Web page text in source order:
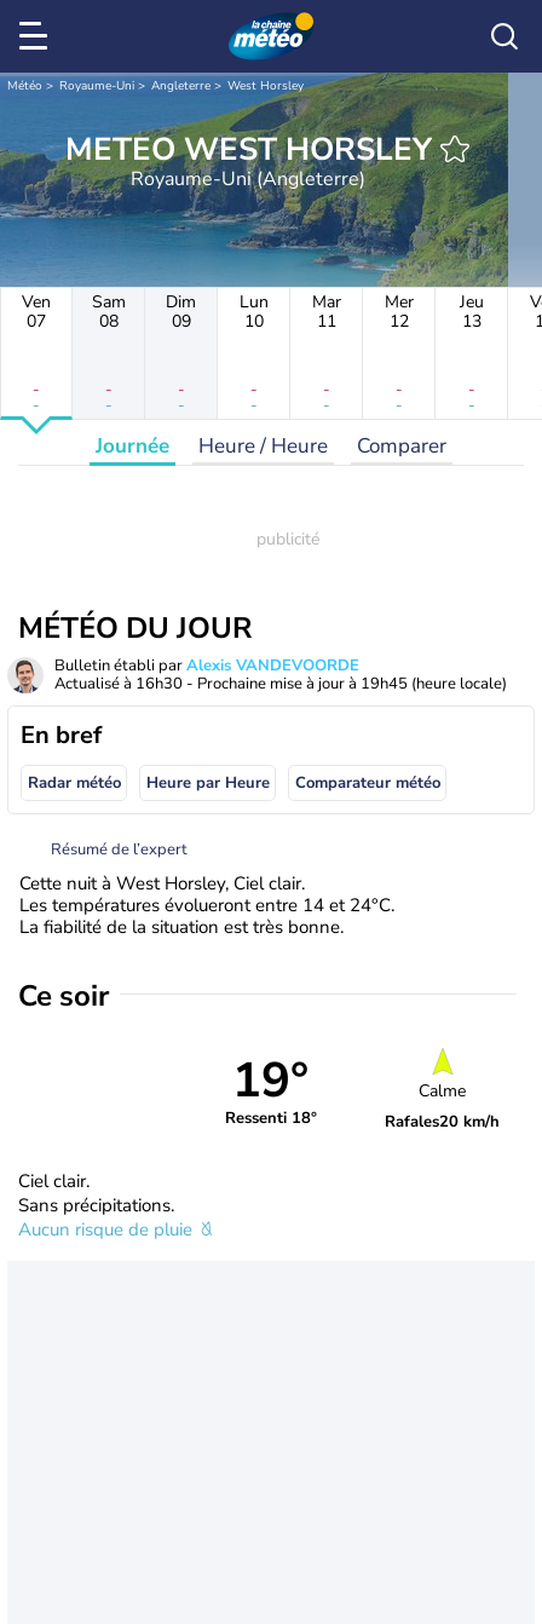
Météo Royaume-Uni Angleterre West Horsley
METEO WEST HORSLEY
Royaume-Uni (Angleterre)
Ven
07
-
-
Sam
08
-
-
Dim
09
-
-
Lun
10
-
-
Mar
11
-
-
Mer
12
-
-
Jeu
13
-
-
Journée Heure / Heure Comparer
MÉTÉO DU JOUR
Bulletin établi parAlexis VANDEVOORDE
Actualisé à 16h30 - Prochaine mise à jour à 19h45 (heure locale)
En bref
Radar météo Heure par Heure Comparateur météo
Résumé de l’expert
Cette nuit à West Horsley, Ciel clair.
Les températures évolueront entre 14 et 24°C.
La fiabilité de la situation est très bonne.
Ce soir
19°
Ressenti 18°
Calme
Rafales20 km/h
Ciel clair.
Sans précipitations.
Aucun risque de pluie